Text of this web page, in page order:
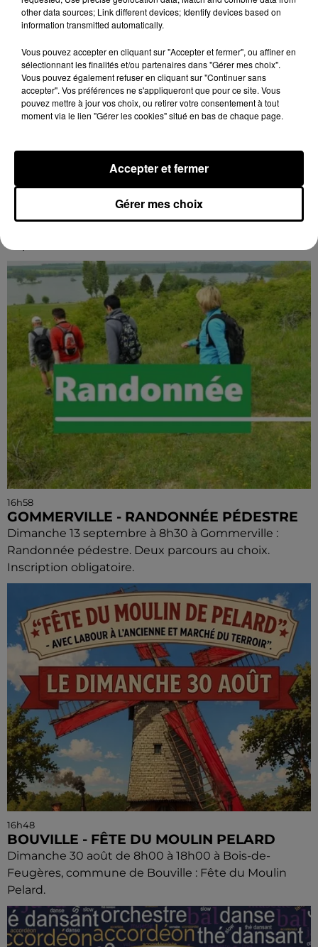
BLOIS (41) - CONFÉRENCE : « SOYEZ
Jeudi 4 février 2027 à 14h30 à l'auditorium Samuel
Paty, bibliothèque Abbé-Grégoire de Blois (Loir-et-
déposées...
16h58
GOMMERVILLE - RANDONNÉE PÉDESTRE
Dimanche 13 septembre à 8h30 à Gommerville :
Randonnée pédestre. Deux parcours au choix.
Inscription obligatoire.
16h48
BOUVILLE - FÊTE DU MOULIN PELARD
Dimanche 30 août de 8h00 à 18h00 à Bois-de-
Feugères, commune de Bouville : Fête du Moulin
Pelard.
other data sources; Link different devices; Identify devices based on
information transmitted automatically.
Vous pouvez accepter en cliquant sur "Accepter et fermer", ou affiner en
sélectionnant les finalités et/ou partenaires dans "Gérer mes choix".
Vous pouvez également refuser en cliquant sur "Continuer sans
accepter". Vos préférences ne s'appliqueront que pour ce site. Vous
pouvez mettre à jour vos choix, ou retirer votre consentement à tout
moment via le lien "Gérer les cookies" situé en bas de chaque page.
Gérer mes choix
Accepter et fermer